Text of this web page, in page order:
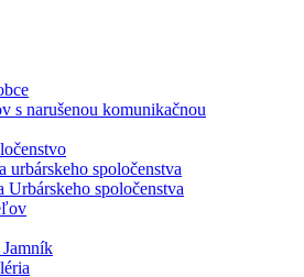
s narušenou komunikačnou
urbárskeho spoločenstva
Urbárskeho spoločenstva